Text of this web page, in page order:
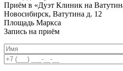
Приём в «Дуэт Клиник на
Новосибирск, Ватутина д. 12
Площадь Маркса
Запись на приём